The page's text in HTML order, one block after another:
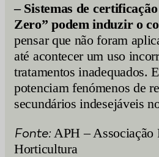
– Sistemas de certificação
Zero” podem induzir o
pensar que não foram
até acontecer um uso
tratamentos inadequados.
potenciam fenómenos de
secundários indesejáveis
Fonte: APH – Associação
Horticultura